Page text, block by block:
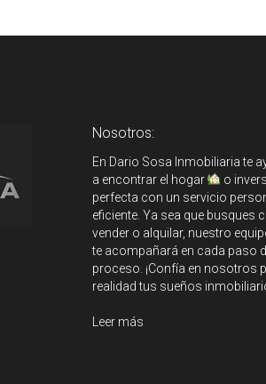
Nosotros:
En Dario Sosa Inmobiliaria te
a encontrar el hogar
o
perfecta con un servicio
eficiente. Ya sea que busques
vender o alquilar, nuestro
te acompañará en cada paso
proceso. ¡Confía en nosotros
realidad tus sueños
Leer más